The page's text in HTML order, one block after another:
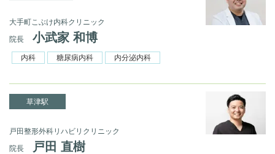
大手町こぶけ内科クリニック
院長
小武家 和博
内科 糖尿病内科 内分泌内科
草津駅
戸田整形外科リハビリクリニック
院長
戸田 直樹